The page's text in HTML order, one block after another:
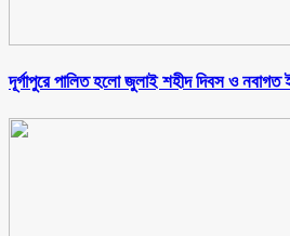
‎দূর্গাপুরে পালিত হলো জুলাই শহীদ দিবস ও